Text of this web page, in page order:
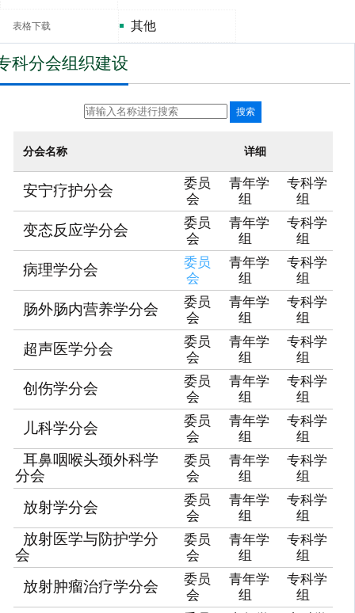
表格下载 其他
科分会组织建设
分会名称 详细
安宁疗护分会
委员
会
青年学
组
专科学
组
变态反应学分会
委员
会
青年学
组
专科学
组
病理学分会
委员
会
青年学
组
专科学
组
肠外肠内营养学分会
委员
会
青年学
组
专科学
组
超声医学分会
委员
会
青年学
组
专科学
组
创伤学分会
委员
会
青年学
组
专科学
组
儿科学分会
委员
会
青年学
组
专科学
组
耳鼻咽喉头颈外科学
分会
委员
会
青年学
组
专科学
组
放射学分会
委员
会
青年学
组
专科学
组
放射医学与防护学分
会
委员
会
青年学
组
专科学
组
放射肿瘤治疗学分会
委员
会
青年学
组
专科学
组